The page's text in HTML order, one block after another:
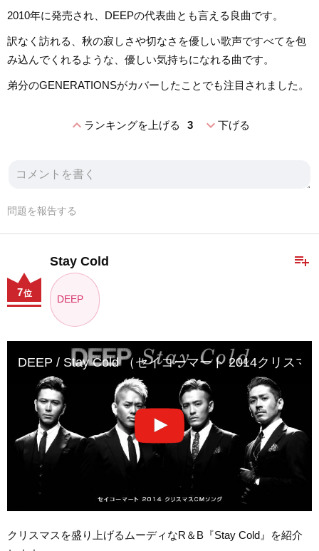
2010年に発売され、DEEPの代表曲とも言える良曲です。
訳なく訪れる、秋の寂しさや切なさを優しい歌声ですべてを包
み込んでくれるような、優しい気持ちになれる曲です。
弟分のGENERATIONSがカバーしたことでも注目されました。
expand_lessランキングを上げる 3 expand_more下げる
問題を報告する
playlist_add
Stay Cold
DEEP
7位
DEEP / Stay Cold （セイコーマート 2014クリスマ
クリスマスを盛り上げるムーディなR＆B『Stay Cold』を紹介